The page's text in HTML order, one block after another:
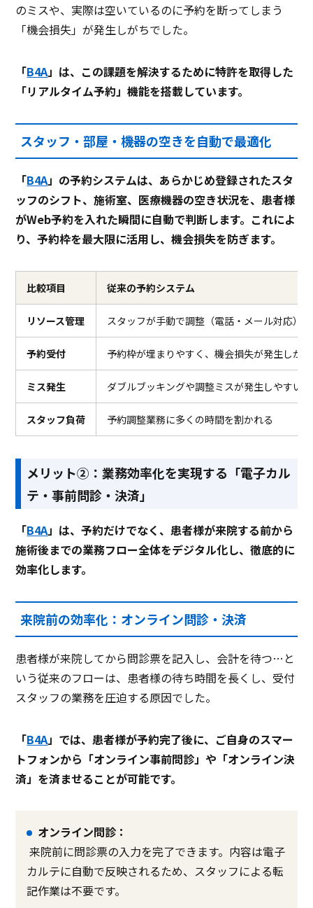
のミスや、実際は空いているのに予約を断ってしまう
「機会損失」が発生しがちでした。
「B4A」は、この課題を解決するために特許を取得した
「リアルタイム予約」機能を搭載しています。
スタッフ・部屋・機器の空きを自動で最適化
「B4A」の予約システムは、あらかじめ登録されたスタ
ッフのシフト、施術室、医療機器の空き状況を、患者様
がWeb予約を入れた瞬間に自動で判断します。これによ
り、予約枠を最大限に活用し、機会損失を防ぎます。
比較項目 従来の予約システム
リソース管理 スタッフが手動で調整（電話・メール対応）
予約受付 予約枠が埋まりやすく、機会損失が発生しがち
ミス発生 ダブルブッキングや調整ミスが発生しやすい
スタッフ負荷 予約調整業務に多くの時間を割かれる
メリット②：業務効率化を実現する「電子カル
テ・事前問診・決済」
「B4A」は、予約だけでなく、患者様が来院する前から
施術後までの業務フロー全体をデジタル化し、徹底的に
効率化します。
来院前の効率化：オンライン問診・決済
患者様が来院してから問診票を記入し、会計を待つ…と
いう従来のフローは、患者様の待ち時間を長くし、受付
スタッフの業務を圧迫する原因でした。
「B4A」では、患者様が予約完了後に、ご自身のスマー
トフォンから「オンライン事前問診」や「オンライン決
済」を済ませることが可能です。
オンライン問診：
来院前に問診票の入力を完了できます。内容は電子
カルテに自動で反映されるため、スタッフによる転
記作業は不要です。